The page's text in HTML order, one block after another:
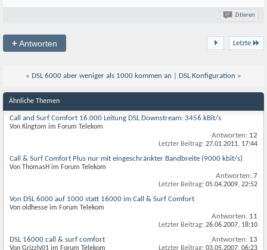
Zitieren
+Antworten Letzte
« DSL 6000 aber weniger als 1000 kommen an DSL Konfiguration »
Ähnliche Themen
Call and Surf Comfort 16.000 Leitung DSL Downstream: 3456 kBit/s
Von Kingtom im Forum Telekom
Antworten: 12
Letzter Beitrag: 27.01.2011, 17:44
Call & Surf Comfort Plus nur mit eingeschränkter Bandbreite (9000 kbit/s)
Von ThomasH im Forum Telekom
Antworten: 7
Letzter Beitrag: 05.04.2009, 22:52
Von DSL 6000 auf 1000 statt 16000 im Call & Surf Comfort
Von oldhesse im Forum Telekom
Antworten: 11
Letzter Beitrag: 26.06.2007, 18:10
DSL 16000 call & surf comfort
Von Grizzly01 im Forum Telekom
Antworten: 13
Letzter Beitrag: 03.05.2007, 06:23